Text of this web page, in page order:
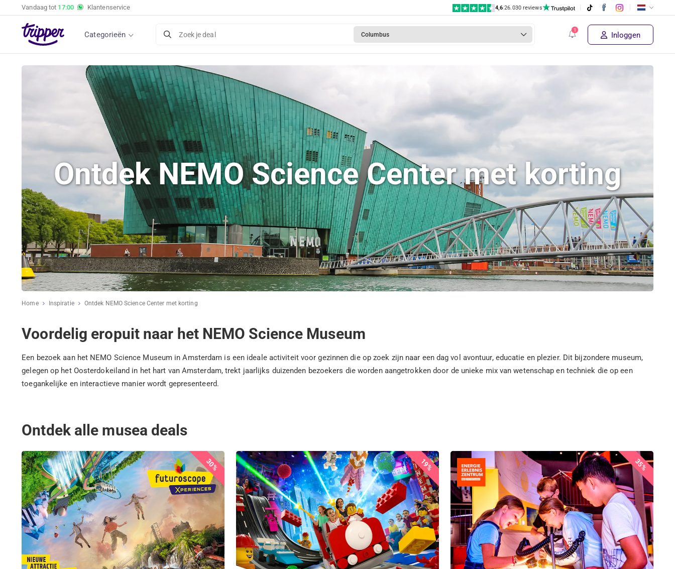
Vandaag tot 17:00 Klantenservice 4,6|26.030 reviews
Categorieën Zoek je deal Columbus Inloggen
Ontdek NEMO Science Center met korting
Home Inspiratie Ontdek NEMO Science Center met korting
Voordelig eropuit naar het NEMO Science Museum
Een bezoek aan het NEMO Science Museum in Amsterdam is een ideale activiteit voor gezinnen die op zoek zijn naar een dag vol avontuur, educatie en plezier. Dit bijzondere museum,
gelegen op het Oosterdokeiland in het hart van Amsterdam, trekt jaarlijks duizenden bezoekers die worden aangetrokken door de unieke mix van wetenschap en techniek die op een
toegankelijke en interactieve manier wordt gepresenteerd.
Ontdek alle musea deals
30% 19% 35%